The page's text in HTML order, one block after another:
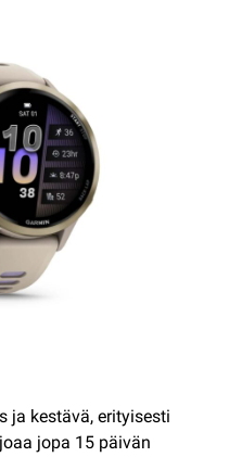
ja kestävä, erityisesti
jopa 15 päivän